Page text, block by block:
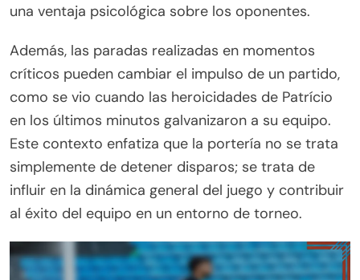
una ventaja psicológica sobre los oponentes.
Además, las paradas realizadas en momentos
críticos pueden cambiar el impulso de un partido,
como se vio cuando las heroicidades de Patrício
en los últimos minutos galvanizaron a su equipo.
Este contexto enfatiza que la portería no se trata
simplemente de detener disparos; se trata de
influir en la dinámica general del juego y contribuir
al éxito del equipo en un entorno de torneo.